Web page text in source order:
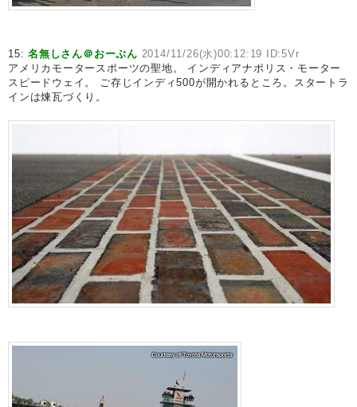
15:名無しさん＠おーぷん 2014/11/26(水)00:12:19 ID:5Vr
アメリカモータースポーツの聖地。 インディアナポリス・モーター
スピードウェイ。 ご存じインディ500が開かれるところ。スタートラ
インは煉瓦づくり。